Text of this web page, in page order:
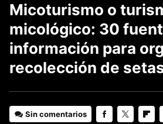
Micoturismo o
micológico: 30
información para
recolección de
Sin comentarios